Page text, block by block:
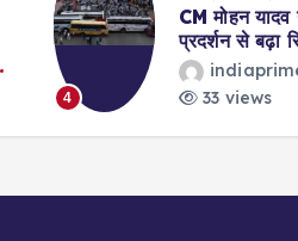
4
CM मोहन यादव
प्रदर्शन से बढ़ा
33 views